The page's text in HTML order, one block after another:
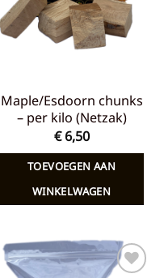
Maple/Esdoorn chunks
– per kilo (Netzak)
€6,50
TOEVOEGEN AAN
WINKELWAGEN